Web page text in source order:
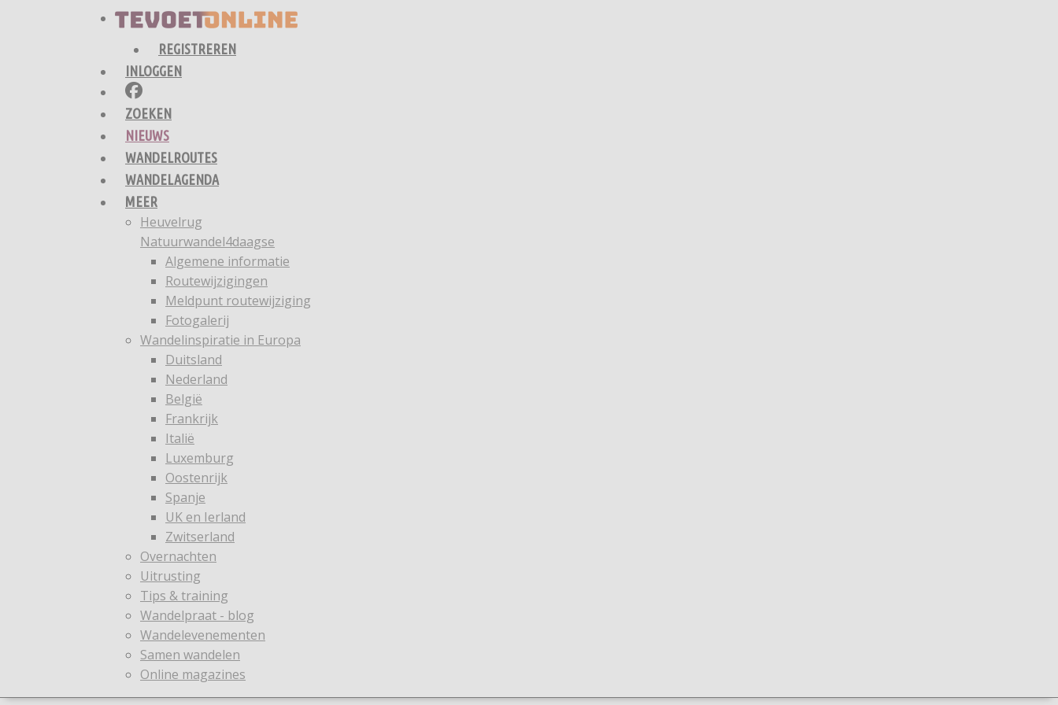
REGISTREREN
INLOGGEN
ZOEKEN
NIEUWS
WANDELROUTES
WANDELAGENDA
MEER
Heuvelrug
Natuurwandel4daagse
Algemene informatie
Routewijzigingen
Meldpunt routewijziging
Fotogalerij
Wandelinspiratie in Europa
Duitsland
Nederland
België
Frankrijk
Italië
Luxemburg
Oostenrijk
Spanje
UK en Ierland
Zwitserland
Overnachten
Uitrusting
Tips & training
Wandelpraat - blog
Wandelevenementen
Samen wandelen
Online magazines